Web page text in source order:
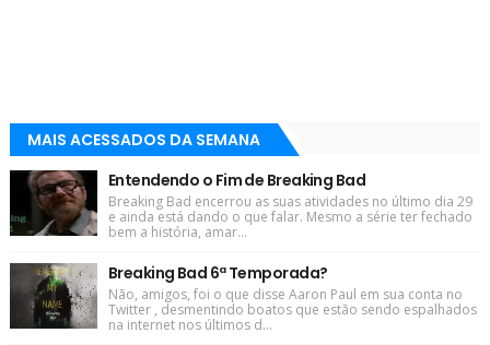
MAIS ACESSADOS DA SEMANA
Entendendo o Fim de Breaking Bad
Breaking Bad encerrou as suas atividades no último dia 29
e ainda está dando o que falar. Mesmo a série ter fechado
bem a história, amar...
Breaking Bad 6ª Temporada?
Não, amigos, foi o que disse Aaron Paul em sua conta no
Twitter , desmentindo boatos que estão sendo espalhados
na internet nos últimos d...